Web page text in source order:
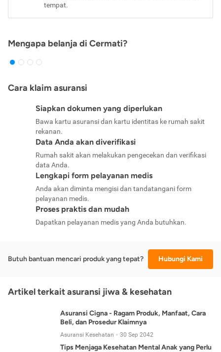
tempat.
Mengapa belanja di Cermati?
Cara klaim asuransi
Siapkan dokumen yang diperlukan
Bawa kartu asuransi dan kartu identitas ke rumah sakit
rekanan.
Data Anda akan diverifikasi
Rumah sakit akan melakukan pengecekan dan verifikasi
data Anda.
Lengkapi form pelayanan medis
Anda akan diminta mengisi dan tandatangani form
pelayanan medis.
Proses praktis dan mudah
Dapatkan pelayanan medis yang Anda butuhkan.
Butuh bantuan mencari produk yang tepat? Hubungi Kami
Artikel terkait asuransi jiwa & kesehatan
Asuransi Cigna - Ragam Produk, Manfaat, Cara
Beli, dan Prosedur Klaimnya
Asuransi Kesehatan 30 Sep 2042
Tips Menjaga Kesehatan Mental Anak yang Perlu